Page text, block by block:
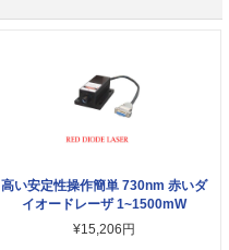
高い安定性操作簡単 730nm 赤いダ
イオードレーザ 1~1500mW
¥15,206円